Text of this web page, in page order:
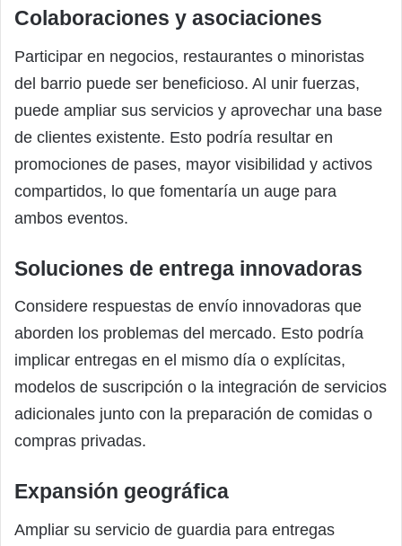
Colaboraciones y asociaciones
Participar en negocios, restaurantes o minoristas
del barrio puede ser beneficioso. Al unir fuerzas,
puede ampliar sus servicios y aprovechar una base
de clientes existente. Esto podría resultar en
promociones de pases, mayor visibilidad y activos
compartidos, lo que fomentaría un auge para
ambos eventos.
Soluciones de entrega innovadoras
Considere respuestas de envío innovadoras que
aborden los problemas del mercado. Esto podría
implicar entregas en el mismo día o explícitas,
modelos de suscripción o la integración de servicios
adicionales junto con la preparación de comidas o
compras privadas.
Expansión geográfica
Ampliar su servicio de guardia para entregas